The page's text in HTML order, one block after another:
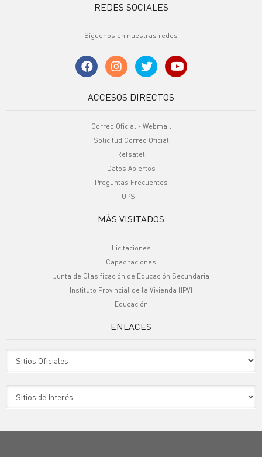
REDES SOCIALES
Síguenos en nuestras redes
ACCESOS DIRECTOS
Correo Oficial - Webmail
Solicitud Correo Oficial
Refsatel
Datos Abiertos
Preguntas Frecuentes
UPSTI
MÁS VISITADOS
Licitaciones
Capacitaciones
Junta de Clasificación de Educación Secundaria
Instituto Provincial de la Vivienda (IPV)
Educación
ENLACES